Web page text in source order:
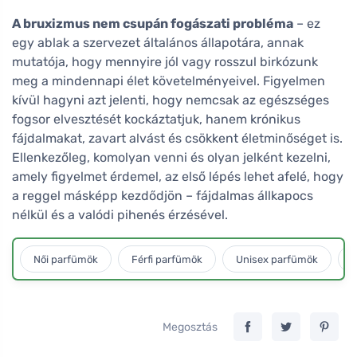
A bruxizmus nem csupán fogászati probléma – ez
egy ablak a szervezet általános állapotára, annak
mutatója, hogy mennyire jól vagy rosszul birkózunk
meg a mindennapi élet követelményeivel. Figyelmen
kívül hagyni azt jelenti, hogy nemcsak az egészséges
fogsor elvesztését kockáztatjuk, hanem krónikus
fájdalmakat, zavart alvást és csökkent életminőséget is.
Ellenkezőleg, komolyan venni és olyan jelként kezelni,
amely figyelmet érdemel, az első lépés lehet afelé, hogy
a reggel másképp kezdődjön – fájdalmas állkapocs
nélkül és a valódi pihenés érzésével.
Női parfümök Férfi parfümök Unisex parfümök
Megosztás